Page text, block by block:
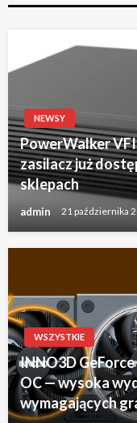
NEWSY
PowerWalker
zasilacz już
sklepach
admin 21 października
WSZYSTKIE
INNO3D GeForce
OC — wysoka
wymagających